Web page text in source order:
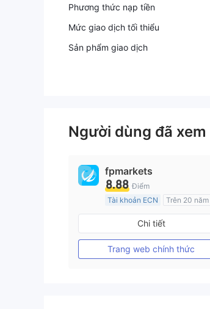
Phương thức nạp tiền
Mức giao dịch tối thiểu
Sản phẩm giao dịch
Người dùng đã xem
fpmarkets
8.88 Điểm
Tài khoản ECN
Trên 20 năm
Đăng ký tại Nước Úc
MT4 Chính thức
Chi tiết
Trang web chính thức